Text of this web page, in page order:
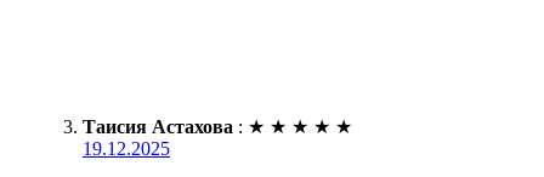
Таисия Астахова : ★ ★ ★ ★ ★
19.12.2025